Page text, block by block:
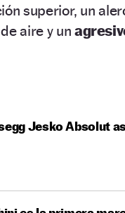
superior, un
aire y un
Jesko Absolut